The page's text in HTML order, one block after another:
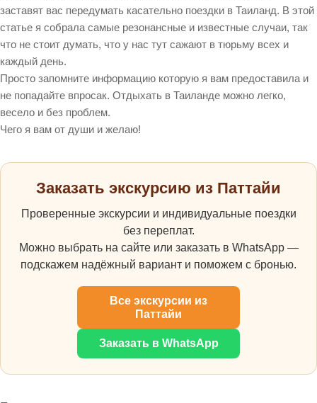
заставят вас передумать касательно поездки в Таиланд. В этой
статье я собрала самые резонансные и известные случаи, так
что не стоит думать, что у нас тут сажают в тюрьму всех и
каждый день.
Просто запомните информацию которую я вам предоставила и
не попадайте впросак. Отдыхать в Таиланде можно легко,
весело и без проблем.
Чего я вам от души и желаю!
Заказать экскурсию из Паттайи
Проверенные экскурсии и индивидуальные поездки
без переплат.
Можно выбрать на сайте или заказать в WhatsApp —
подскажем надёжный вариант и поможем с бронью.
Все экскурсии из
Паттайи
Заказать в WhatsApp